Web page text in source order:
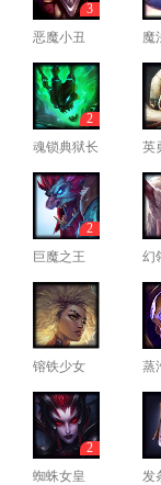
恶魔小丑
3
魔
魂锁典狱长
2
英
巨魔之王
2
幻
镕铁少女 蒸
蜘蛛女皇
2
发